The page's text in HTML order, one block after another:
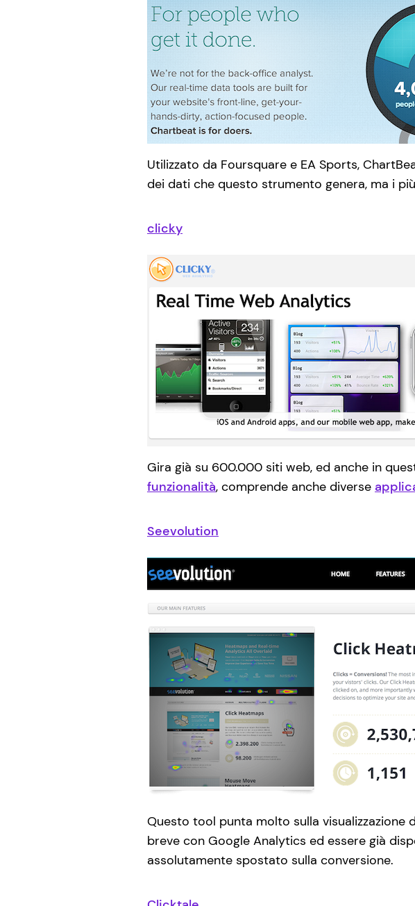
Utilizzato da Foursquare e EA Sports,
dei dati che questo strumento genera, ma i
clicky
Gira già su 600.000 siti web, ed anche in
funzionalità, comprende anche diverse
Seevolution
Questo tool punta molto sulla
breve con Google Analytics ed essere già
assolutamente spostato sulla conversione.